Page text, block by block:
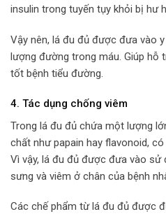
insulin trong tuyến tụy khỏi bị hư
Vậy nên, lá đu đủ được đưa vào
lượng đường trong máu. Giúp hỗ
tốt bệnh tiểu đường.
4. Tác dụng chống viêm
Trong lá đu đủ chứa một lượng
chất như papain hay flavonoid,
Vì vậy, lá đu đủ được đưa vào sử
sưng và viêm ở chân của bệnh
Các chế phẩm từ lá đu đủ được